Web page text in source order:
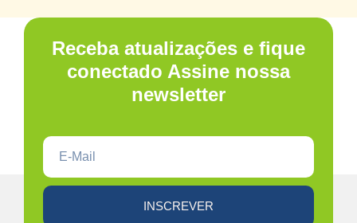
Receba atualizações e fique
conectado Assine nossa
newsletter
INSCREVER